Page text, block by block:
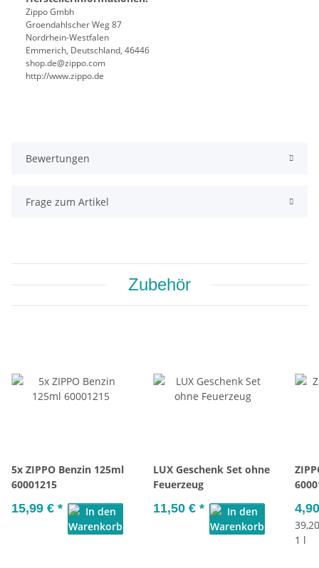
Zippo Gmbh
Groendahlscher Weg 87
Nordrhein-Westfalen
Emmerich, Deutschland, 46446
shop.de@zippo.com
http://www.zippo.de
Bewertungen
Frage zum Artikel
Zubehör
5x ZIPPO Benzin 125ml
60001215
15,99 € *
LUX Geschenk Set ohne
Feuerzeug
11,50 € *
1 l